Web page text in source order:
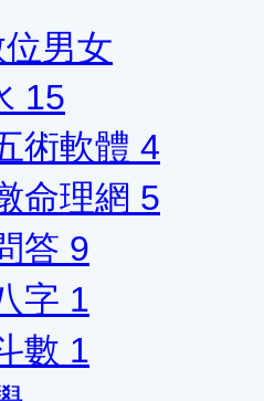
男女
15
術軟體 4
命理網 5
答 9
字 1
數 1